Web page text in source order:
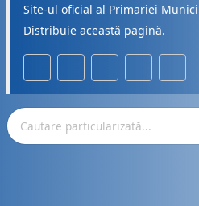
Site-ul oficial al Primariei
Distribuie această pagină.